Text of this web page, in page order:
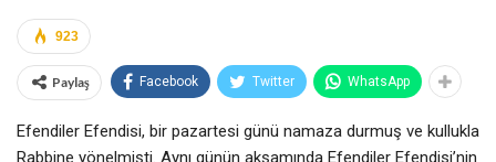
923
Paylaş Facebook Twitter WhatsApp
Efendiler Efendisi, bir pazartesi günü namaza durmuş ve kullukla
Rabbine yönelmişti. Aynı günün akşamında Efendiler Efendisi’nin